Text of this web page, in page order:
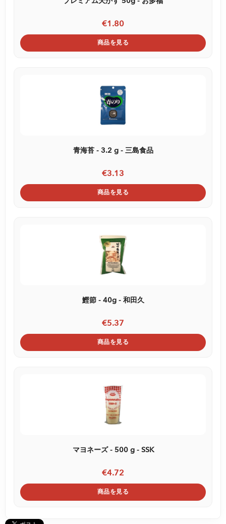
€1.80
商品を見る
青海苔 - 3.2 g - 三島食品
€3.13
商品を見る
鰹節 - 40g - 和田久
€5.37
商品を見る
マヨネーズ - 500 g - SSK
€4.72
商品を見る